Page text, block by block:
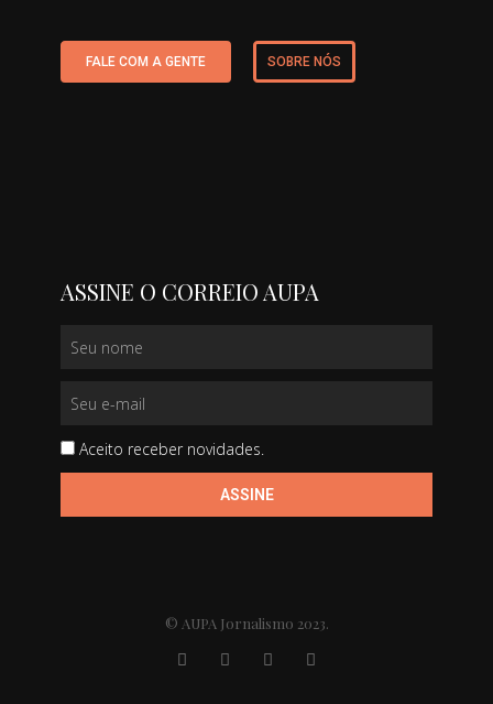
FALE COM A GENTE SOBRE NÓS
ASSINE O CORREIO AUPA
Aceito receber novidades.
ASSINE
© AUPA Jornalismo 2023.